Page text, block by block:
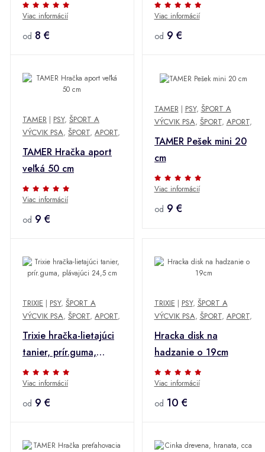
Viac informácií
od 8 €
Viac informácií
od 9 €
TAMER | PSY, ŠPORT A
VÝCVIK PSA, ŠPORT, APORT,
TAMER Hračka aport
veľká 50 cm
Viac informácií
od 9 €
TAMER| PSY, ŠPORT A
VÝCVIK PSA, ŠPORT, APORT,
TAMER Pešek mini 20
cm
Viac informácií
od 9 €
TRIXIE | PSY, ŠPORT A
VÝCVIK PSA, ŠPORT, APORT,
Trixie hračka-lietajúci
tanier, prír.guma,
plávajúci 24,5 cm
Viac informácií
od 9 €
TRIXIE | PSY, ŠPORT A
VÝCVIK PSA, ŠPORT, APORT,
Hracka disk na
hadzanie o 19cm
Viac informácií
od 10 €